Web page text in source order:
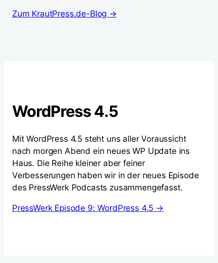
Zum KrautPress.de-Blog →
WordPress 4.5
Mit WordPress 4.5 steht uns aller Voraussicht
nach morgen Abend ein neues WP Update ins
Haus. Die Reihe kleiner aber feiner
Verbesserungen haben wir in der neues Episode
des PressWerk Podcasts zusammengefasst.
PressWerk Episode 9: WordPress 4.5 →